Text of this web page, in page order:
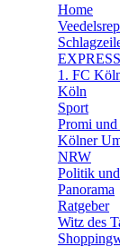
Home
1. FC
Köln
Sport
Promi
Kölner
NRW
Politik
Panorama
Ratgeber
Witz des